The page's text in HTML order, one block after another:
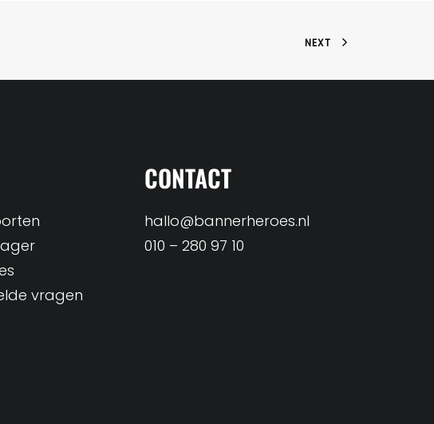
NEXT
vragen
CONTACT
hallo@bannerheroes.nl
010 – 280 97 10